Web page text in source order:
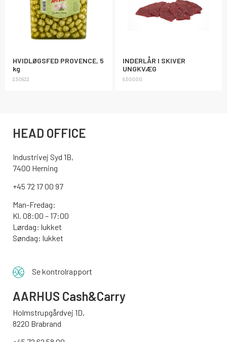
HVIDLØGSFED PROVENCE, 5
kg
230922
INDERLÅR I SKIVER
UNGKVÆG
930000
HEAD OFFICE
Industrivej Syd 1B,
7400 Herning
+45 72 17 00 97
Man-Fredag:
Kl. 08:00 – 17:00
Lørdag: lukket
Søndag: lukket
Se kontrolrapport
AARHUS Cash&Carry
Holmstrupgårdvej 1D,
8220 Brabrand